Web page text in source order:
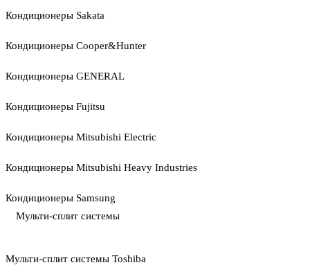
Кондиционеры Sakata
Кондиционеры Cooper&Hunter
Кондиционеры GENERAL
Кондиционеры Fujitsu
Кондиционеры Mitsubishi Electric
Кондиционеры Mitsubishi Heavy Industries
Кондиционеры Samsung
Мульти-сплит системы
Мульти-сплит системы Toshiba